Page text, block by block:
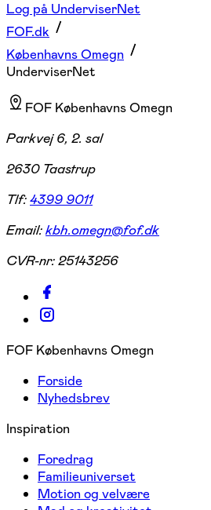
Log på UnderviserNet
FOF.dk
Københavns Omegn
UnderviserNet
FOF Københavns Omegn
Parkvej 6, 2. sal
2630 Taastrup
Tlf:4399 9011
Email:kbh.omegn@fof.dk
CVR-nr:25143256
FOF Københavns Omegn
Forside
Nyhedsbrev
Inspiration
Foredrag
Familieuniverset
Motion og velvære